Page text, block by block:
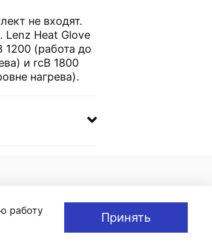
не входят.
Lenz Heat Glove
(работа до
и rcB 1800
нагрева).
работу
Принять